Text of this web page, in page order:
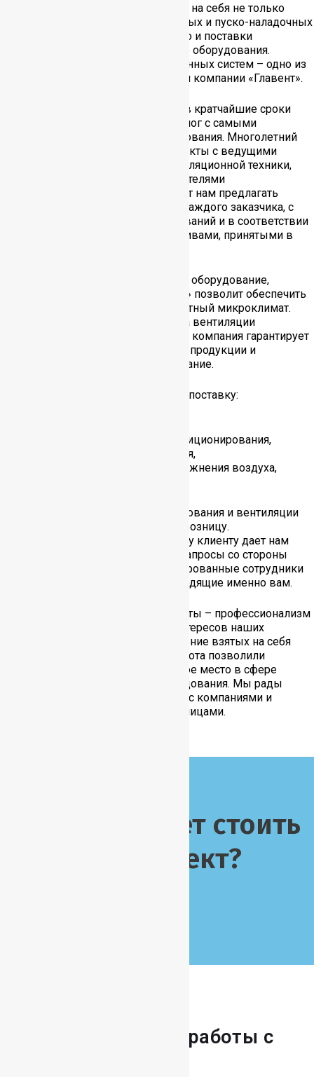
В работе с заказчиками мы берем на себя не только
вопросы проектирования, монтажных и пуско-наладочных
работ, сервисного обслуживания, но и поставки
вентиляционного и климатического оборудования.
Реализация и поставка вентиляционных систем – одно из
главных направлений деятельности компании «Главент».
По запросу клиентов мы готовы в кратчайшие сроки
предоставить вам подробный каталог с самыми
эффективными образцами оборудования. Многолетний
опыт работы в этой области и контакты с ведущими
мировыми производителями вентиляционной техники,
прямые связи с фирмами-изготовителями
вентиляционной техники позволяют нам предлагать
наиболее выгодные решения для каждого заказчика, с
учетом его индивидуальных требований и в соответствии
с мировыми стандартами и нормативами, принятыми в
Вентиляционное и климатическое оборудование,
поставляемое компанией «Главент» позволит обеспечить
в здании оптимальный и благоприятный микроклимат.
После оформления заказа поставка вентиляции
проводится в короткие сроки. Наша компания гарантирует
своим клиентам высокое качество продукции и
качественное сервисное обслуживание.
Мы предлагаем нашим клиентам поставку:
оборудования для кондиционирования,
теплового оборудования,
систем очищения и увлажнения воздуха,
Поставка климатического оборудования и вентиляции
осуществляется как оптом, так и в розницу.
Индивидуальный подход к каждому клиенту дает нам
возможность ответить на любые запросы со стороны
заказчиков. Опытные и квалифицированные сотрудники
помогут подобрать варианты, подходящие именно вам.
Ключевые принципы нашей работы – профессионализм
и ответственность. Соблюдение интересов наших
клиентов, своевременное выполнение взятых на себя
обязательств и добросовестная работа позволили
компании «Главент» занять заметное место в сфере
реализации климатического оборудования. Мы рады
взаимовыгодному сотрудничеству с компаниями и
организациями, а также частными лицами.
Сколько будет стоить
ваш проект?
Преимущества работы с